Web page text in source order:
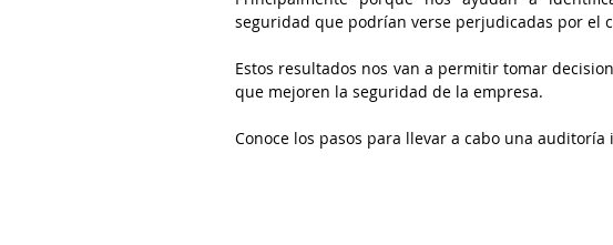
seguridad que podrían verse perjudicadas por el
Estos resultados nos van a permitir tomar
que mejoren la seguridad de la empresa.
Conoce los pasos para llevar a cabo una